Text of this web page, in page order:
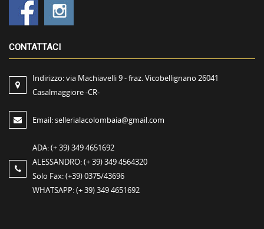
CONTATTACI
Indirizzo:via Machiavelli 9 - fraz. Vicobellignano 26041
Casalmaggiore -CR-
Email:sellerialacolombaia@gmail.com
ADA:(+ 39) 349 4651692
ALESSANDRO:(+ 39) 349 4564320
Solo Fax:(+39) 0375/43696
WHATSAPP:(+ 39) 349 4651692